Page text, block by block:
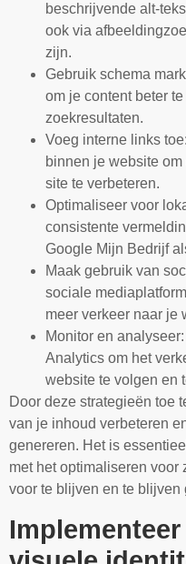
beschrijvende alt-
ook via
zijn.
Gebruik schema
om je content beter
zoekresultaten.
Voeg interne links
binnen je website
site te verbeteren.
Optimaliseer voor
consistente
Google Mijn Bedrijf
Maak gebruik van
sociale
meer verkeer naar je
Monitor en
Analytics om het
website te volgen en
Door deze strategieën toe
van je inhoud verbeteren
genereren. Het is
met het optimaliseren
voor te blijven en te